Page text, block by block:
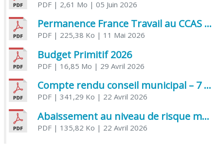
PDF| 2,61 Mo | 05 Juin 2026
Permanence France Travail au CCAS de Saujon Juin 2026
PDF| 225,38 Ko | 11 Mai 2026
Budget Primitif 2026
PDF| 16,85 Mo | 29 Avril 2026
Compte rendu conseil municipal – 7 avril 2026
PDF| 341,29 Ko | 22 Avril 2026
Abaissement au niveau de risque modéré de l’Influenza aviaire
PDF| 135,82 Ko | 22 Avril 2026